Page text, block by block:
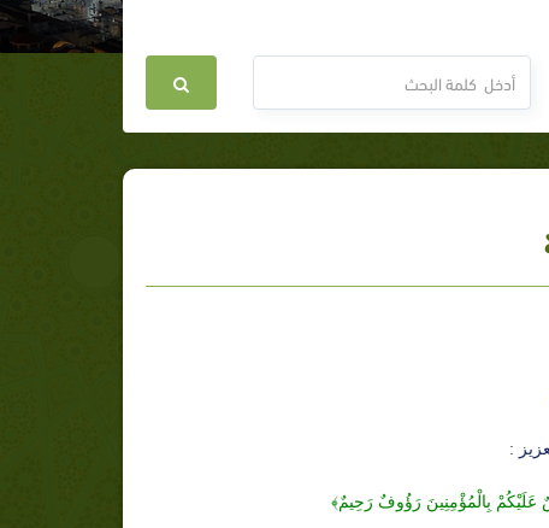
:
بِالْمُؤْمِنِينَ رَؤُوفٌ رَحِيمٌ﴾